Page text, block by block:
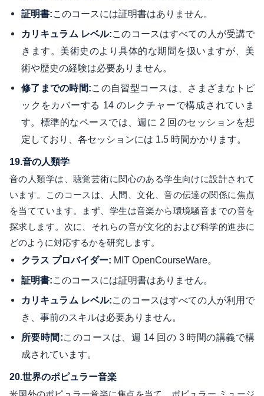
証明書: このコースには証明書はありません。
カリキュラム レベル: このコースはすべての人が受講で
きます。美術史のより具体的な期間を扱いますが、美
術や歴史の経験は必要ありません。
修了までの時間: この自習型コースは、さまざまなトピ
ックをカバーする 14 のレクチャーで構成されていま
す。標準的なペースでは、週に 2 回のセッションを想
定しており、各セッションには 1.5 時間かかります。
19.音の人類学
音の人類学は、聴覚芸術に関心のある学生向けに設計されて
います。このコースは、人間、文化、音の伝達の関係に焦点
を当てています。まず、学生は音楽から環境騒音までの音を
探求します。次に、それらの音が文化的および科学的進歩に
どのように対応するかを研究します。
クラス プロバイダー: MIT OpenCourseWare。
証明書: このコースには証明書はありません。
カリキュラム レベル: このコースはすべての人が利用で
き、事前のスキルは必要ありません。
所要時間: このコースは、週 14 回の 3 時間の講義で構
成されています。
20.世界のポピュラー音楽
米国外のポピュラー音楽に焦点を当て、ポピュラー ミュージ